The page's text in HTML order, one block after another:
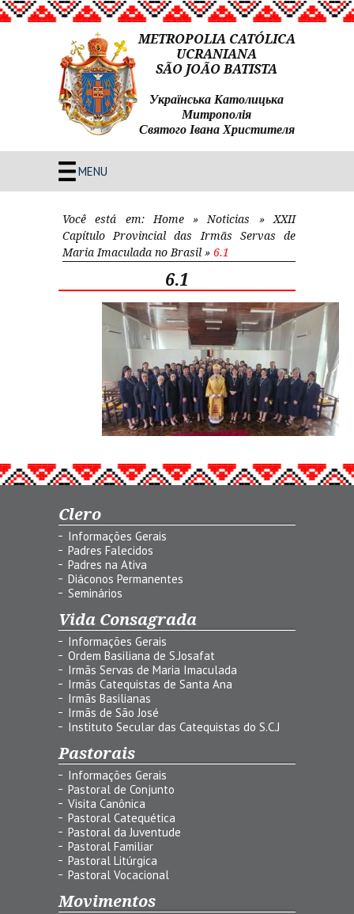
METROPOLIA CATÓLICA
UCRANIANA
SÃO JOÃO BATISTA
Українська Католицька
Митрополія
Святого Івана Христителя
MENU
Você está em: Home» Noticias »XXII
Capítulo Provincial das Irmãs Servas de
Maria Imaculada no Brasil » 6.1
6.1
Clero
Informações Gerais
Padres Falecidos
Padres na Ativa
Diáconos Permanentes
Seminários
Vida Consagrada
Informações Gerais
Ordem Basiliana de S.Josafat
Irmãs Servas de Maria Imaculada
Irmãs Catequistas de Santa Ana
Irmãs Basilianas
Irmãs de São José
Instituto Secular das Catequistas do S.C.J
Pastorais
Informações Gerais
Pastoral de Conjunto
Visita Canônica
Pastoral Catequética
Pastoral da Juventude
Pastoral Familiar
Pastoral Litúrgica
Pastoral Vocacional
Movimentos